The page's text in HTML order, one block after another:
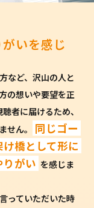
いを感じ
など、沢山の人と
の想いや要望を正
者に届けるため、
せん。
同じゴー
橋として形に
りがい を感じま
っていただいた時